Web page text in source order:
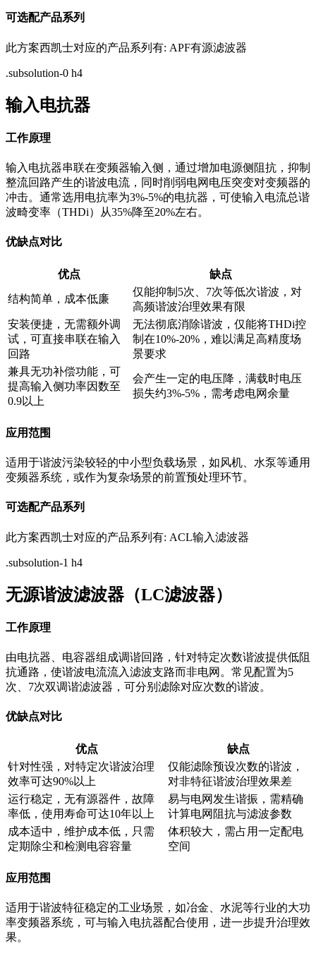
可选配产品系列
此方案西凯士对应的产品系列有: APF有源滤波器
.subsolution-0 h4
输入电抗器
工作原理
输入电抗器串联在变频器输入侧，通过增加电源侧阻抗，抑制
整流回路产生的谐波电流，同时削弱电网电压突变对变频器的
冲击。通常选用电抗率为3%-5%的电抗器，可使输入电流总谐
波畸变率（THDi）从35%降至20%左右。
优缺点对比
优点 缺点
结构简单，成本低廉
仅能抑制5次、7次等低次谐波，对
高频谐波治理效果有限
安装便捷，无需额外调
试，可直接串联在输入
回路
无法彻底消除谐波，仅能将THDi控
制在10%-20%，难以满足高精度场
景要求
兼具无功补偿功能，可
提高输入侧功率因数至
0.9以上
会产生一定的电压降，满载时电压
损失约3%-5%，需考虑电网余量
应用范围
适用于谐波污染较轻的中小型负载场景，如风机、水泵等通用
变频器系统，或作为复杂场景的前置预处理环节。
可选配产品系列
此方案西凯士对应的产品系列有: ACL输入滤波器
.subsolution-1 h4
无源谐波滤波器（LC滤波器）
工作原理
由电抗器、电容器组成调谐回路，针对特定次数谐波提供低阻
抗通路，使谐波电流流入滤波支路而非电网。常见配置为5
次、7次双调谐滤波器，可分别滤除对应次数的谐波。
优缺点对比
优点
缺点
针对性强，对特定次谐波治理
效率可达90%以上
仅能滤除预设次数的谐波，
对非特征谐波治理效果差
运行稳定，无有源器件，故障
率低，使用寿命可达10年以上
易与电网发生谐振，需精确
计算电网阻抗与滤波参数
成本适中，维护成本低，只需
定期除尘和检测电容容量
体积较大，需占用一定配电
空间
应用范围
适用于谐波特征稳定的工业场景，如冶金、水泥等行业的大功
率变频器系统，可与输入电抗器配合使用，进一步提升治理效
果。